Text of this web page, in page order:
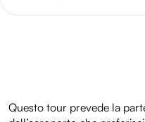
Questo tour prevede la